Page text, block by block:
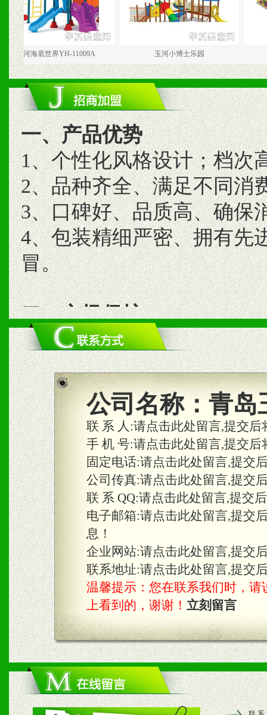
海底世界YH-11009A 玉河小博士乐园
一、产品优势
1、个性化风格设计；档次
2、品种齐全、满足不同消
3、口碑好、品质高、确保
4、包装精细严密、拥有先
冒。
二、市场保护
1、统一市场价格；建立全
商利润。
2、区域独家经营；建立区
合作关系。
三、物料及媒体
1、免费提供体验及宣传彩
2、不定期在各大知名网站
知名度和影响力。
3、根据地方实际情况提供
具。
四、市场操作及支持
1、根据区域市场协助制定
2、根据具体情况公司给予
公司名称： 青岛
联 系 人:请点击此处留言,提交
手 机 号:请点击此处留言,提交
固定电话:请点击此处留言,提交
公司传真:请点击此处留言,提交
联 系 QQ:请点击此处留言,提交
电子邮箱:请点击此处留言,提交
息！
企业网站:请点击此处留言,提交
联系地址:请点击此处留言,提交
温馨提示：您在联系我们时，请
上看到的，谢谢！ 立刻留言